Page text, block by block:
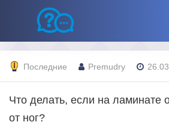
Последние Premudry
Что делать, если на ламинате
от ног?